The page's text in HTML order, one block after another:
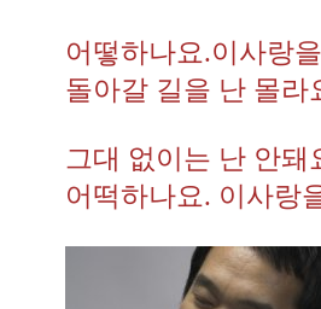
어떻하나요.이사랑을
돌아갈 길을 난 몰라
그대 없이는 난 안돼
어떡하나요. 이사랑